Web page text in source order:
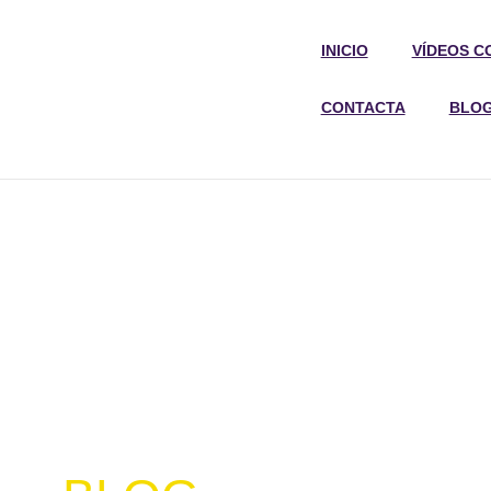
INICIO VÍDEOS
CONTACTA